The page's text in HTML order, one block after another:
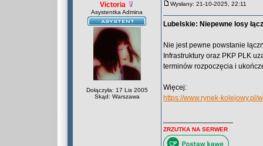
Victoria
Asystentka Admina
Dołączyła: 17 Lis 2005
Skąd: Warszawa
Wysłany: 21-10-2025, 22:11
Lubelskie: Niepewne losy
Nie jest pewne powstanie
Infrastruktury oraz PKP PLK
terminów rozpoczęcia i
Więcej:
https://www.rynek-
ZRZUTKA NA SERWER